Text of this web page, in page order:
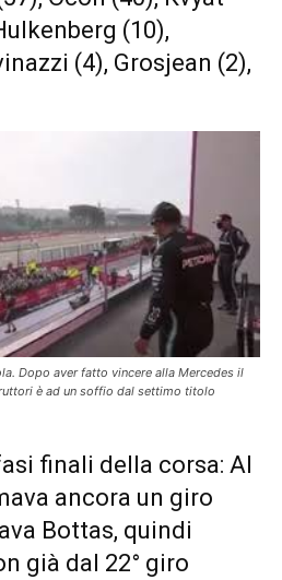
(10),
(4), Grosjean (2),
Dopo aver fatto vincere alla Mercedes il
è ad un soffio dal settimo titolo
finali della corsa: Al
ancora un giro
Bottas, quindi
già dal 22° giro